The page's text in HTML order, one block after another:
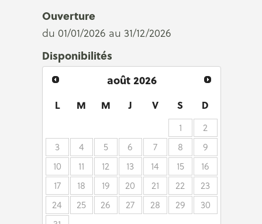
Ouverture
du 01/01/2026 au 31/12/2026
Disponibilités
août 2026
L M M J V S D
1
2
3
4 5 6 7 8
9
10
11 12 13 14 15
16
17
18 19 20 21 22
23
24
25 26 27 28 29
30